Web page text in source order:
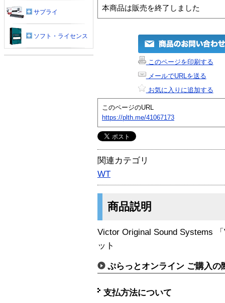
本商品は販売を終了しました
このページを印刷する
メールでURLを送る
お気に入りに追加する
このページのURL
https://plth.me/41067173
関連カテゴリ
WT
商品説明
Victor Original Sound Systems
ット
ぷらっとオンライン ご購入の
支払方法について
サプライ
ソフト・ライセンス